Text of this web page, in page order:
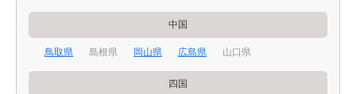
中国
鳥取県 島根県 岡山県 広島県 山口県
四国